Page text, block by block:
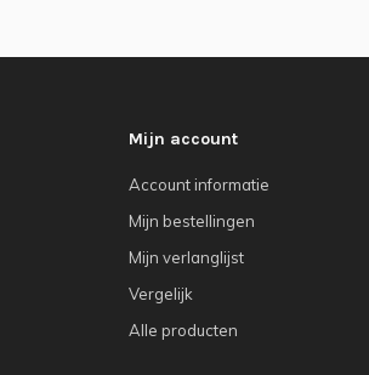
Mijn account
Account informatie
Mijn bestellingen
Mijn verlanglijst
Vergelijk
Alle producten